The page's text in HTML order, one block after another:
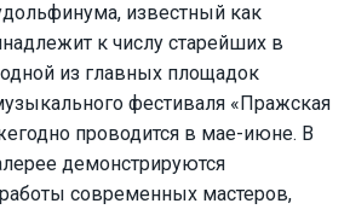
известный как
к числу старейших в
из главных площадок
фестиваля «Пражская
проводится в мае-июне. В
демонстрируются
современных мастеров,